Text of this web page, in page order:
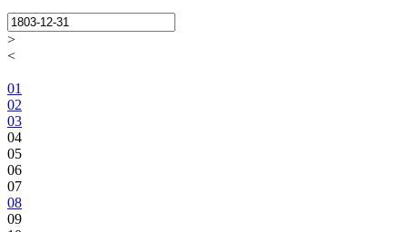
>
<
01
02
03
04
05
06
07
08
09